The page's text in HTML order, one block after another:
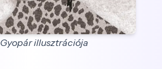
illusztrációja